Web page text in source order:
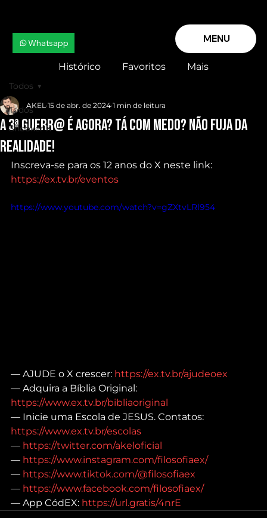
MENU
Whatsapp
Histórico Favoritos Mais
Todos
Snooker X
Todos
A 3ª GUERR@ é agora? Tá com MEDO? Não fuja da
realidade!
AKEL 15 de abr. de 2024 1 min de leitura
Inscreva-se para os 12 anos do X neste link:
https://ex.tv.br/eventos
https://www.youtube.com/watch?v=gZXtvLRl954
— AJUDE o X crescer: https://ex.tv.br/ajudeoex
— Adquira a Bíblia Original:
https://www.ex.tv.br/bibliaoriginal
— Inicie uma Escola de JESUS. Contatos:
https://www.ex.tv.br/escolas
— https://twitter.com/akeloficial
— https://www.instagram.com/filosofiaex/
— https://www.tiktok.com/@filosofiaex
— https://www.facebook.com/filosofiaex/
— App CódEX: https://url.gratis/4nrE